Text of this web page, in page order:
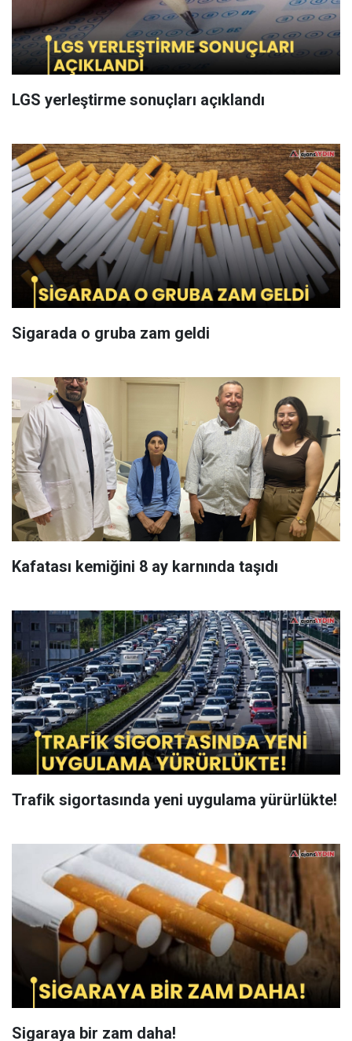
LGS yerleştirme sonuçları açıklandı
Sigarada o gruba zam geldi
Kafatası kemiğini 8 ay karnında taşıdı
Trafik sigortasında yeni uygulama yürürlükte!
Sigaraya bir zam daha!